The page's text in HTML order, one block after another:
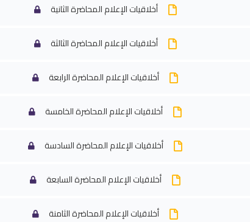
الرئيسية All Courses
أخلاقيات الإعلام المحاضرة الثانية
أخلاقيات الإعلام المحاضرة الثالثة
أخلاقيات الإعلام المحاضرة الرابعة
أخلاقيات الإعلام المحاضرة الخامسة
أخلاقيات الإعلام المحاضرة السادسة
أخلاقيات الإعلام المحاضرة السابعة
أخلاقيات الإعلام المحاضرة الثامنة